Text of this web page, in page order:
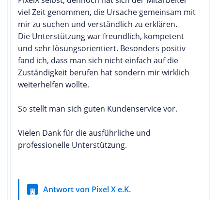
viel Zeit genommen, die Ursache gemeinsam mit
mir zu suchen und verständlich zu erklären.
Die Unterstützung war freundlich, kompetent
und sehr lösungsorientiert. Besonders positiv
fand ich, dass man sich nicht einfach auf die
Zuständigkeit berufen hat sondern mir wirklich
weiterhelfen wollte.
So stellt man sich guten Kundenservice vor.
Vielen Dank für die ausführliche und
professionelle Unterstützung.
Antwort von Pixel X e.K.